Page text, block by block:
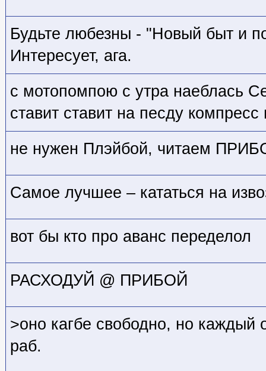
Будьте любезны - "Новый быт и
Интересует, ага.
с мотопомпою с утра наеблась
ставит ставит на песду
не нужен Плэйбой, читаем
Самое лучшее – кататься на
вот бы кто про аванс переделол
РАСХОДУЙ @ ПРИБОЙ
>оно кагбе свободно, но каждый
раб.